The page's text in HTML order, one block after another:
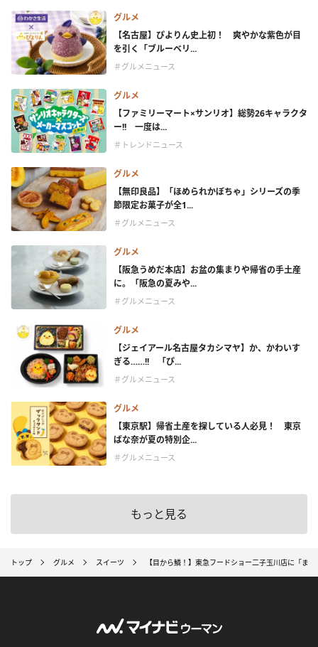
グルメ
【名古屋】ぴよりん史上初！ 爽やかな紫色が目
を引く「ブルーベリ...
＃グルメニュース
グルメ
【ファミリーマート×サンリオ】総勢26キャラクタ
ー!! 一度は...
＃トレンドニュース
グルメ
【無印良品】「ほめられかぼちゃ」シリーズの季
節限定お菓子が全1...
＃グルメニュース
グルメ
【阪急うめだ本店】お盆の集まりや帰省の手土産
に。「阪急の夏みや...
＃グルメニュース
グルメ
【ジェイアール名古屋タカシマヤ】か、かわいす
ぎる……!! 「ぴ...
＃グルメニュース
グルメ
【東京駅】帰省土産を探している人必見！ 東京
ばな奈が夏の特別企...
＃グルメニュース
もっと見る
トップ グルメ スイーツ 【目から鱗！】東急フードショー二子玉川店に「ま